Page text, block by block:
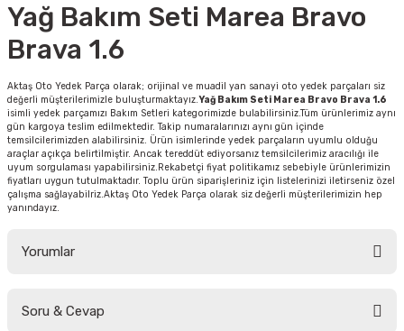
Yağ Bakım Seti Marea Bravo
Brava 1.6
Aktaş Oto Yedek Parça olarak; orijinal ve muadil yan sanayi oto yedek parçaları siz
değerli müşterilerimizle buluşturmaktayız.Yağ Bakım Seti Marea Bravo Brava 1.6
isimli yedek parçamızı Bakım Setleri kategorimizde bulabilirsiniz.Tüm ürünlerimiz aynı
gün kargoya teslim edilmektedir. Takip numaralarınızı aynı gün içinde
temsilcilerimizden alabilirsiniz. Ürün isimlerinde yedek parçaların uyumlu olduğu
araçlar açıkça belirtilmiştir. Ancak tereddüt ediyorsanız temsilcilerimiz aracılığı ile
uyum sorgulaması yapabilirsiniz.Rekabetçi fiyat politikamız sebebiyle ürünlerimizin
fiyatları uygun tutulmaktadır. Toplu ürün siparişleriniz için listelerinizi iletirseniz özel
çalışma sağlayabilriz.Aktaş Oto Yedek Parça olarak siz değerli müşterilerimizin hep
yanındayız.
Yorumlar
Soru & Cevap